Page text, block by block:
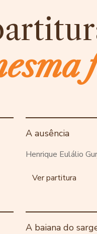
A ausência
Henrique Eulálio
Ver partitura
A baiana do